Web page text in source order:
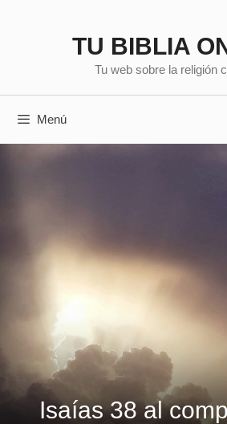
TU BIBLIA
Tu web sobre la religión
Menú
Isaías 38 al